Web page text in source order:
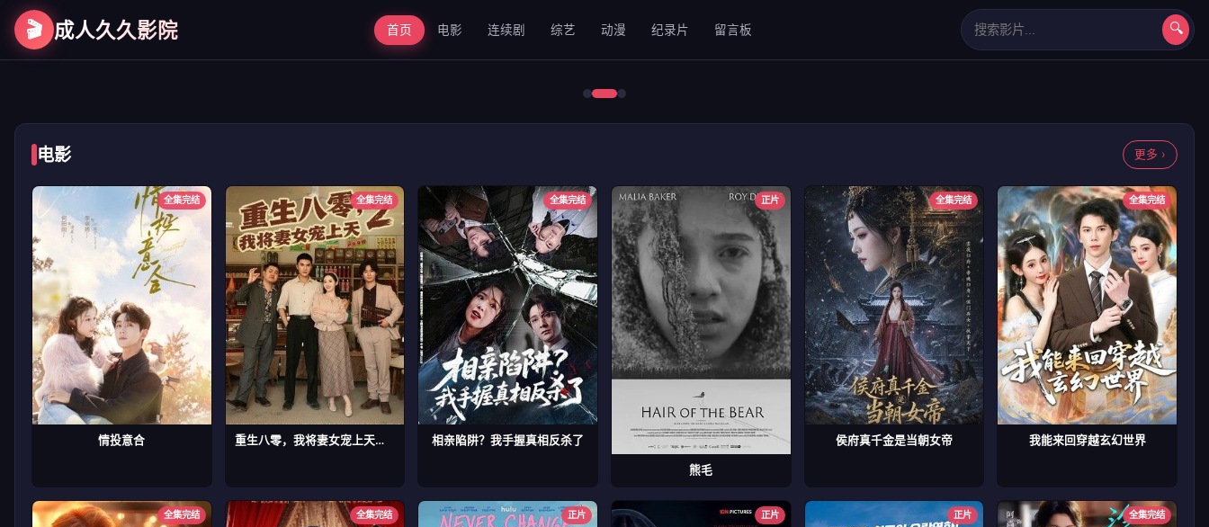
🎬 成人久久影院 首页 电影 连续剧 综艺 动漫 纪录片 留言板 🔍
第二次初见 错位2024
电影 更多 ›
全集完结
情投意合
全集完结
重生八零，我将妻女宠上天第二部
全集完结
相亲陷阱？我手握真相反杀了
正片
熊毛
全集完结
侯府真千金是当朝女帝
全集完结
我能来回穿越玄幻世界
全集完结 全集完结 正片 正片 正片 全集完结